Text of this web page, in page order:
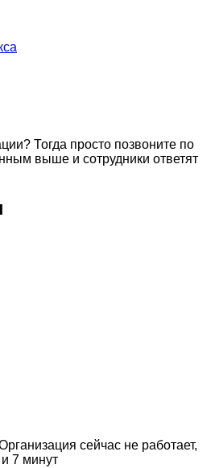
Тогда просто позвоните по
выше и сотрудники ответят
сейчас не работает,
и 7 минут